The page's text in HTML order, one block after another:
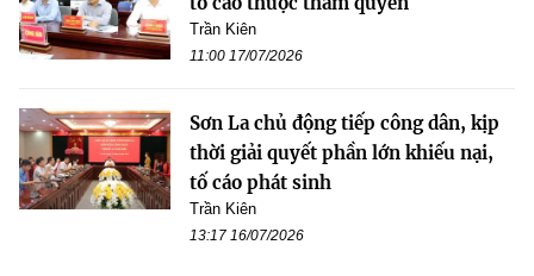
Trần Kiên
11:00 17/07/2026
Sơn La chủ động tiếp công dân, kịp
thời giải quyết phần lớn khiếu nại,
tố cáo phát sinh
Trần Kiên
13:17 16/07/2026